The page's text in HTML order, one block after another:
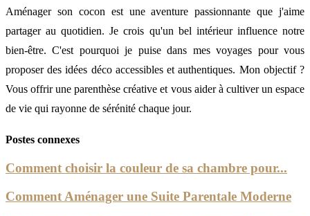
Aménager son cocon est une aventure passionnante que j'aime
partager au quotidien. Je crois qu'un bel intérieur influence notre
bien-être. C'est pourquoi je puise dans mes voyages pour vous
proposer des idées déco accessibles et authentiques. Mon objectif ?
Vous offrir une parenthèse créative et vous aider à cultiver un espace
de vie qui rayonne de sérénité chaque jour.
Postes connexes
Comment choisir la couleur de sa chambre pour...
Comment Aménager une Suite Parentale Moderne